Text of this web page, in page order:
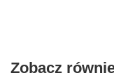
Zobacz